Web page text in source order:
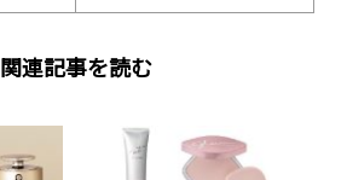
関連記事を読む